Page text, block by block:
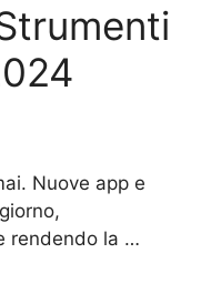
Nuove app e
rendendo la …